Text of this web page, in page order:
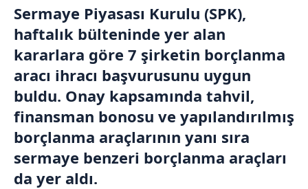
Sermaye Piyasası Kurulu (SPK),
haftalık bülteninde yer alan
kararlara göre 7 şirketin borçlanma
aracı ihracı başvurusunu uygun
buldu. Onay kapsamında tahvil,
finansman bonosu ve yapılandırılmış
borçlanma araçlarının yanı sıra
sermaye benzeri borçlanma araçları
da yer aldı.